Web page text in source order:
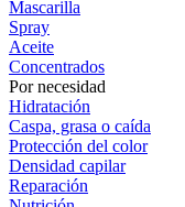
Mascarilla
Spray
Aceite
Concentrados
Por necesidad
Hidratación
Caspa, grasa o caída
Protección del color
Densidad capilar
Reparación